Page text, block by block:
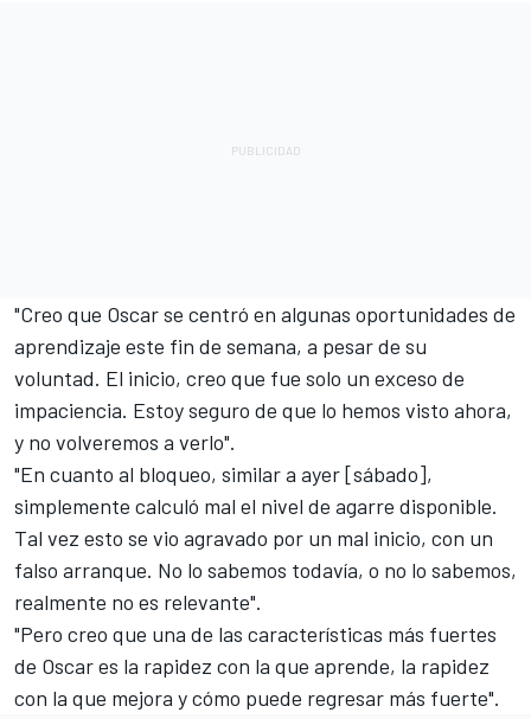
"Creo que Oscar se centró en algunas oportunidades de
aprendizaje este fin de semana, a pesar de su
voluntad. El inicio, creo que fue solo un exceso de
impaciencia. Estoy seguro de que lo hemos visto ahora,
y no volveremos a verlo".
"En cuanto al bloqueo, similar a ayer [sábado],
simplemente calculó mal el nivel de agarre disponible.
Tal vez esto se vio agravado por un mal inicio, con un
falso arranque. No lo sabemos todavía, o no lo sabemos,
realmente no es relevante".
"Pero creo que una de las características más fuertes
de Oscar es la rapidez con la que aprende, la rapidez
con la que mejora y cómo puede regresar más fuerte".